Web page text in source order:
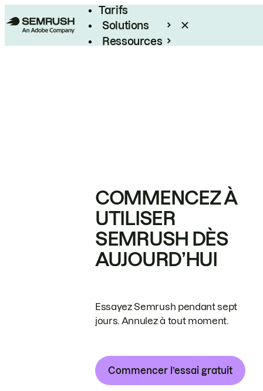
Tarifs
Solutions
Ressources
COMMENCEZ À
UTILISER
SEMRUSH DÈS
AUJOURD’HUI
Essayez Semrush pendant sept
jours. Annulez à tout moment.
Commencer l’essai gratuit